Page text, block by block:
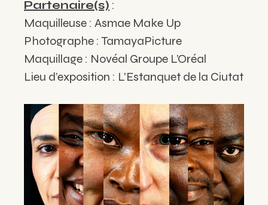
Partenaire(s) :
Maquilleuse : Asmae Make Up
Photographe : TamayaPicture
Maquillage : Novéal Groupe L’Oréal
Lieu d’exposition : L'Estanquet de la Ciutat